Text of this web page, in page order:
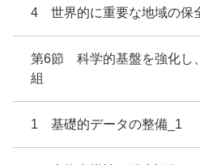
4 世界的に重要な地域の保
第6節 科学的基盤を強化し
組
1 基礎的データの整備_1